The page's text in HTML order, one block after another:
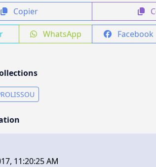
Copier
WhatsApp Facebook
11:20:25 AM